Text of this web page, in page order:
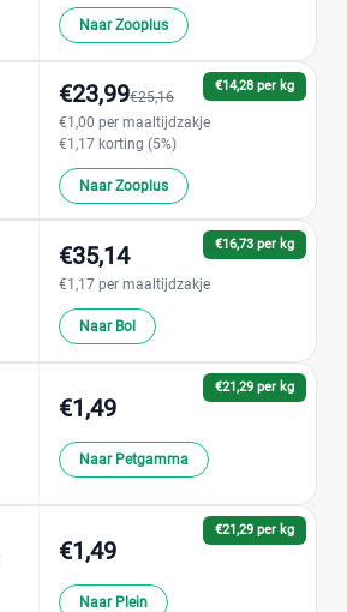
Naar Zooplus
€14,28 per kg
€23,99€25,16
€1,00 per maaltijdzakje
€1,17 korting (5%)
Naar Zooplus
€16,73 per kg
€35,14
€1,17 per maaltijdzakje
Naar Bol
€21,29 per kg
€1,49
Naar Petgamma
€21,29 per kg
€1,49
Naar Plein